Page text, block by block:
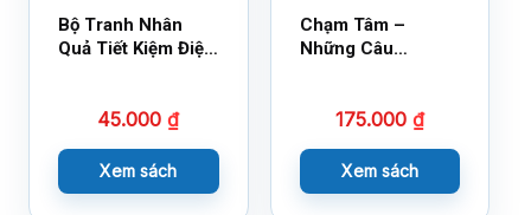
Bộ Tranh Nhân
Quả Tiết Kiệm Điện
45.000₫
Xem sách
Chạm Tâm –
Những Câu
175.000 ₫
Xem sách